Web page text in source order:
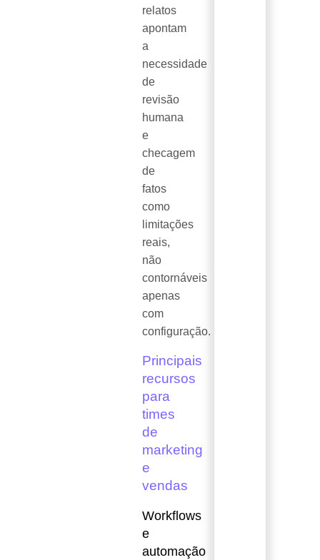
relatos
apontam
a
necessidade
de
revisão
humana
e
checagem
de
fatos
como
limitações
reais,
não
contornáveis
apenas
com
configuração.
Principais
recursos
para
times
de
marketing
e
vendas
Workflows
e
automação